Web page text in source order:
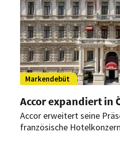
Markendebüt
Accor expandiert in
Accor erweitert seine
französische